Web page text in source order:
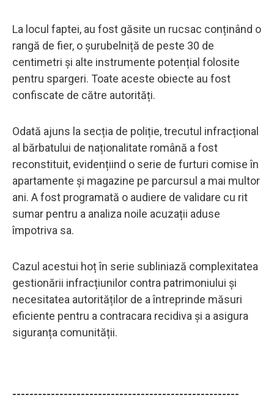
La locul faptei, au fost găsite un rucsac conținând o
rangă de fier, o șurubelniță de peste 30 de
centimetri și alte instrumente potențial folosite
pentru spargeri. Toate aceste obiecte au fost
confiscate de către autorități.
Odată ajuns la secția de poliție, trecutul infracțional
al bărbatului de naționalitate română a fost
reconstituit, evidențiind o serie de furturi comise în
apartamente și magazine pe parcursul a mai multor
ani. A fost programată o audiere de validare cu rit
sumar pentru a analiza noile acuzații aduse
împotriva sa.
Cazul acestui hoț în serie subliniază complexitatea
gestionării infracțiunilor contra patrimoniului și
necesitatea autorităților de a întreprinde măsuri
eficiente pentru a contracara recidiva și a asigura
siguranța comunității.
-----------------------------------------------------